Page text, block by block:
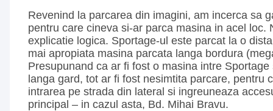
Revenind la parcarea din imagini, am incerca sa
pentru care cineva si-ar parca masina in acel loc.
explicatie logica. Sportage-ul este parcat la o
mai apropiata masina parcata langa bordura
Presupunand ca ar fi fost o masina intre Sportage
langa gard, tot ar fi fost nesimtita parcare, pentru
intrarea pe strada din lateral si ingreuneaza
principal – in cazul asta, Bd. Mihai Bravu.